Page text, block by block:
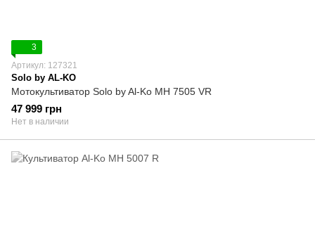
3
Артикул: 127321
Solo by AL-KO
Мотокультиватор Solo by Al-Ko MH 7505 VR
47 999 грн
Нет в наличии